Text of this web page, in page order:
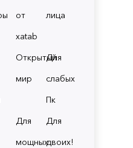
от
xatab
лица
Открытый
мир
Для
слабых
Пк
Для
мощных
Для
двоих!